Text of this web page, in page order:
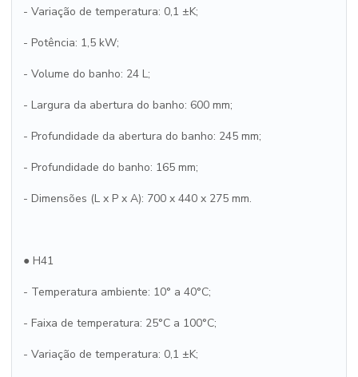
- Variação de temperatura: 0,1 ±K;
- Potência: 1,5 kW;
- Volume do banho: 24 L;
- Largura da abertura do banho: 600 mm;
- Profundidade da abertura do banho: 245 mm;
- Profundidade do banho: 165 mm;
- Dimensões (L x P x A): 700 x 440 x 275 mm.
● H41
- Temperatura ambiente: 10° a 40°C;
- Faixa de temperatura: 25°C a 100°C;
- Variação de temperatura: 0,1 ±K;